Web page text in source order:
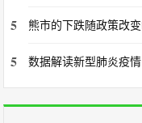
5 熊市的下跌随政策改
5 数据解读新型肺炎疫